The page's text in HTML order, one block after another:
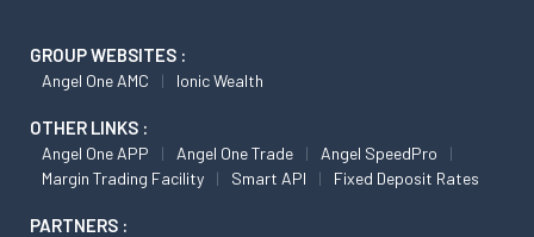
GROUP WEBSITES :
Angel One AMC Ionic Wealth
OTHER LINKS :
Angel One APP Angel One Trade
Angel SpeedPro
Margin Trading Facility
Smart API Fixed Deposit Rates
PARTNERS :